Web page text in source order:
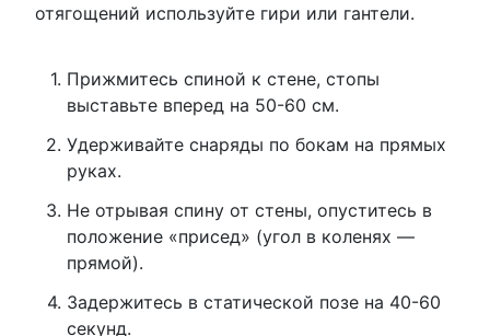
отягощений используйте гири или гантели.
Прижмитесь спиной к стене, стопы
выставьте вперед на 50-60 см.
Удерживайте снаряды по бокам на прямых
руках.
Не отрывая спину от стены, опуститесь в
положение «присед» (угол в коленях —
прямой).
Задержитесь в статической позе на 40-60
секунд.